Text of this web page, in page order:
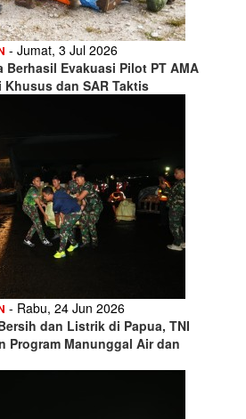
- Jumat, 3 Jul 2026
Berhasil Evakuasi Pilot PT AMA
dan SAR Taktis
- Rabu, 24 Jun 2026
dan Listrik di Papua, TNI
Program Manunggal Air dan